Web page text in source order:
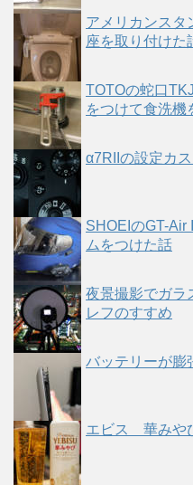
アメリカンスタ
座を取り付けた
TOTOの蛇口
をつけて食洗機
α7RIIの設定カ
SHOEIのGT-Air
ムをつけた話
夜景撮影でガラ
レフのすすめ
バッテリーが膨
エビス 華みや